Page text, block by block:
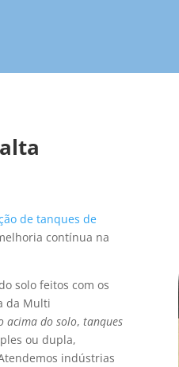
de tanques de
contínua na
solo feitos com os
da Multi
acima do solo,tanques
ou dupla,
indústrias